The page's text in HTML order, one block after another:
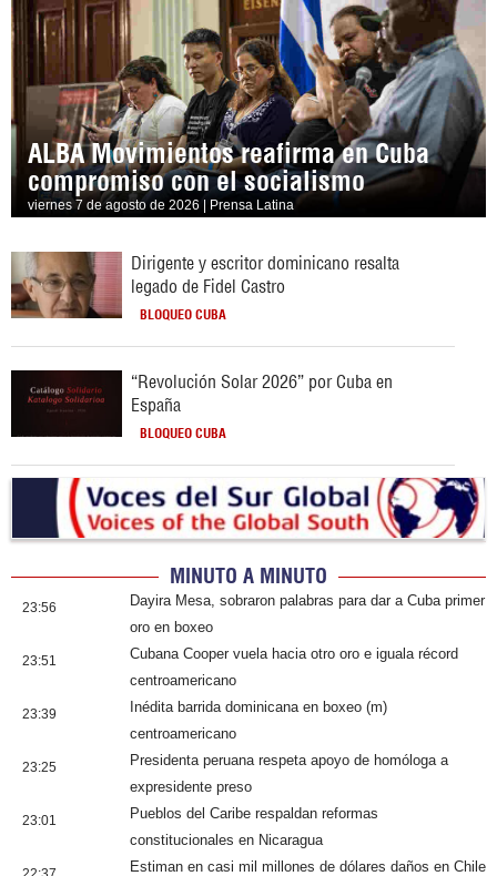
ALBA Movimientos reafirma en Cuba
compromiso con el socialismo
viernes 7 de agosto de 2026 | Prensa Latina
Dirigente y escritor dominicano resalta
legado de Fidel Castro
BLOQUEO CUBA
“Revolución Solar 2026” por Cuba en
España
BLOQUEO CUBA
MINUTO A MINUTO
23:56
Dayira Mesa, sobraron palabras para dar a Cuba primer
oro en boxeo
23:51
Cubana Cooper vuela hacia otro oro e iguala récord
centroamericano
23:39
Inédita barrida dominicana en boxeo (m)
centroamericano
23:25
Presidenta peruana respeta apoyo de homóloga a
expresidente preso
23:01
Pueblos del Caribe respaldan reformas
constitucionales en Nicaragua
Estiman en casi mil millones de dólares daños en Chile